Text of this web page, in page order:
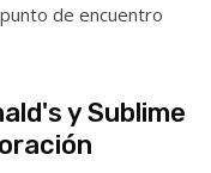
de encuentro
y Sublime